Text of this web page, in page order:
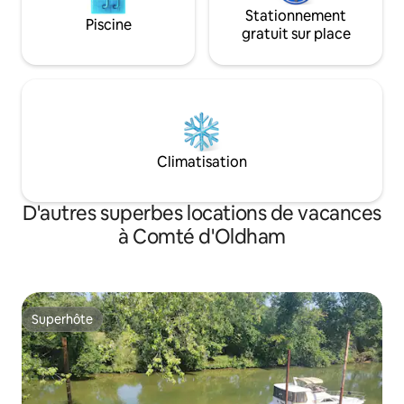
Piscine
Stationnement
gratuit sur place
Climatisation
D'autres superbes locations de vacances
à Comté d'Oldham
Superhôte
Superhôte